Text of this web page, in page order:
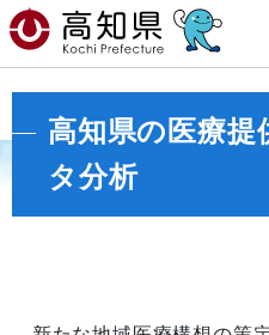
高知県の医療提
タ分析